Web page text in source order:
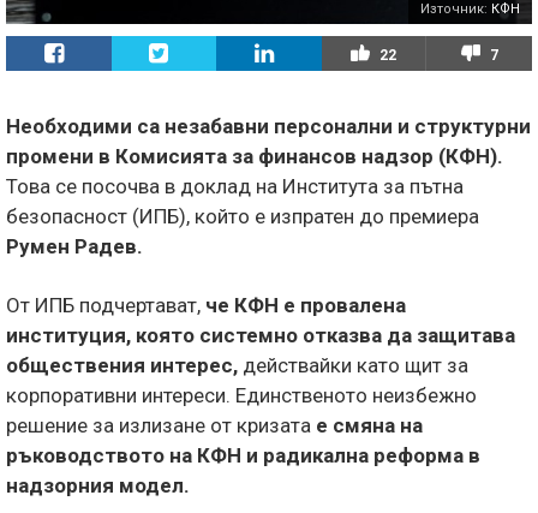
Източник: КФН
22 7
Необходими са незабавни персонални и структурни
промени в Комисията за финансов надзор (КФН).
Това се посочва в доклад на Института за пътна
безопасност (ИПБ), който е изпратен до премиера
Румен Радев.
От ИПБ подчертават, че КФН е провалена
институция, която системно отказва да защитава
обществения интерес, действайки като щит за
корпоративни интереси. Единственото неизбежно
решение за излизане от кризата е смяна на
ръководството на КФН и радикална реформа в
надзорния модел.